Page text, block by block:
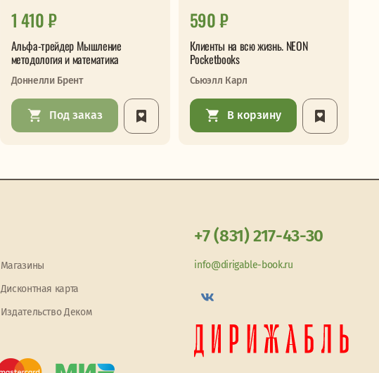
1 410 ₽
Альфа-трейдер Мышление
методология и математика
Доннелли Брент
Под заказ
590 ₽
Клиенты на всю жизнь. NEON
Pocketbooks
Сьюэлл Карл
В корзину
Магазины
Дисконтная карта
Издательство Деком
+7 (831) 217-43-30
info@dirigable-book.ru